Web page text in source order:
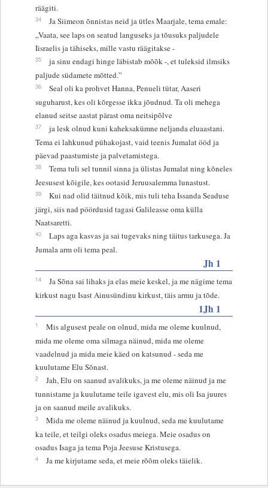
räägiti.
34
Ja Siimeon õnnistas neid ja ütles Maarjale, tema emale:
„Vaata, see laps on seatud languseks ja tõusuks paljudele
Iisraelis ja tähiseks, mille vastu räägitakse -
35
ja sinu endagi hinge läbistab mõõk -, et tuleksid ilmsiks
paljude südamete mõtted.”
36
Seal oli ka prohvet Hanna, Penueli tütar, Aaseri
suguharust, kes oli kõrgesse ikka jõudnud. Ta oli mehega
elanud seitse aastat pärast oma neitsipõlve
37
ja lesk olnud kuni kaheksakümne neljanda eluaastani.
Tema ei lahkunud pühakojast, vaid teenis Jumalat ööd ja
päevad paastumiste ja palvetamistega.
38
Tema tuli sel tunnil sinna ja ülistas Jumalat ning kõneles
Jeesusest kõigile, kes ootasid Jeruusalemma lunastust.
39
Kui nad olid täitnud kõik, mis tuli teha Issanda Seaduse
järgi, siis nad pöördusid tagasi Galileasse oma külla
Naatsaretti.
40
Laps aga kasvas ja sai tugevaks ning täitus tarkusega. Ja
Jumala arm oli tema peal.
Jh 1
14
Ja Sõna sai lihaks ja elas meie keskel, ja me nägime tema
kirkust nagu Isast Ainusündinu kirkust, täis armu ja tõde.
1Jh 1
1
Mis algusest peale on olnud, mida me oleme kuulnud,
mida me oleme oma silmaga näinud, mida me oleme
vaadelnud ja mida meie käed on katsunud - seda me
kuulutame Elu Sõnast.
2
Jah, Elu on saanud avalikuks, ja me oleme näinud ja me
tunnistame ja kuulutame teile igavest elu, mis oli Isa juures
ja on saanud meile avalikuks.
3
Mida me oleme näinud ja kuulnud, seda me kuulutame
ka teile, et teilgi oleks osadus meiega. Meie osadus on
osadus Isaga ja tema Poja Jeesuse Kristusega.
4 Ja me kirjutame seda, et meie rõõm oleks täielik.